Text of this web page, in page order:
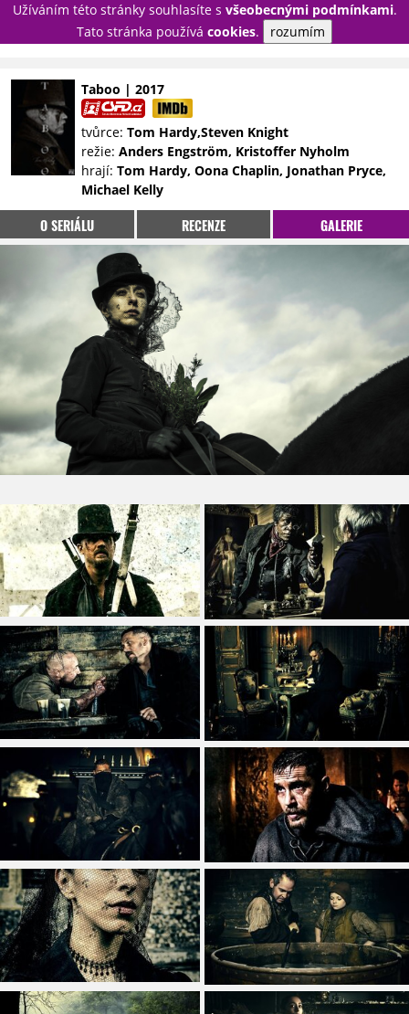
Užíváním této stránky souhlasíte s všeobecnými podmínkami.
Tato stránka používá cookies. rozumím
PŘIHLÁSIT
NOVINKY
TÉMATA
RECENZE
EPIZODY
KULT
TRAILERY
GALERIE
DISKUZE
STATISTIKY
TIRÁŽ
Taboo | 2017
tvůrce: Tom Hardy,Steven Knight
režie: Anders Engström, Kristoffer Nyholm
hrají: Tom Hardy, Oona Chaplin, Jonathan Pryce,
Michael Kelly
O SERIÁLU RECENZE GALERIE